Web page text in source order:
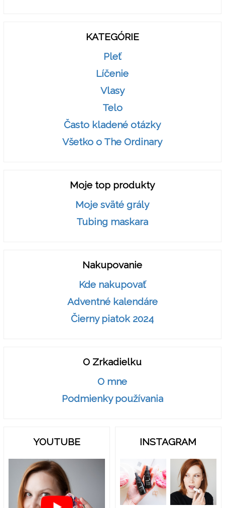
KATEGÓRIE
Pleť
Líčenie
Vlasy
Telo
Často kladené otázky
Všetko o The Ordinary
Moje top produkty
Moje sväté grály
Tubing maskara
Nakupovanie
Kde nakupovať
Adventné kalendáre
Čierny piatok 2024
O Zrkadielku
O mne
Podmienky používania
YOUTUBE INSTAGRAM